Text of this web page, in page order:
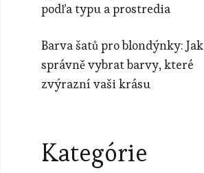
podľa typu a prostredia
Barva šatů pro blondýnky: Jak
správně vybrat barvy, které
zvýrazní vaši krásu
Kategórie